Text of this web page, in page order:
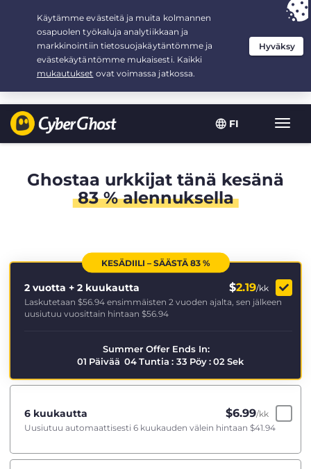
FI
Your choice:The Best Dealfor 2.1666666666667-years at $
/month
Ghostaa urkkijat tänä kesänä
83 % alennuksella
KESÄDIILI – SÄÄSTÄ 83 %
2 vuotta + 2 kuukautta $2.19/kk
Laskutetaan $56.94 ensimmäisten 2 vuoden ajalta, sen jälkeen
uusiutuu vuosittain hintaan $56.94
Summer Offer Ends In:
01 Päivää 04Tuntia : 33 Pöy: 01 Sek
6 kuukautta $6.99/kk
Uusiutuu automaattisesti 6 kuukauden välein hintaan $41.94